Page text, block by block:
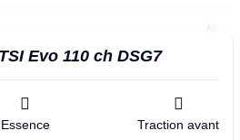
Evo 110 ch DSG7
Essence Traction avant